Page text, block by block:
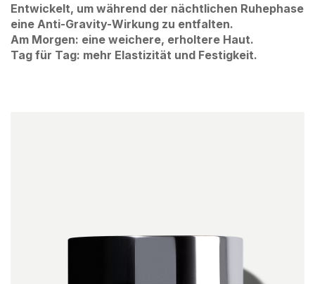
Entwickelt, um während der nächtlichen Ruhephase
eine Anti-Gravity-Wirkung zu entfalten.
Am Morgen: eine weichere, erholtere Haut.
Tag für Tag: mehr Elastizität und Festigkeit.